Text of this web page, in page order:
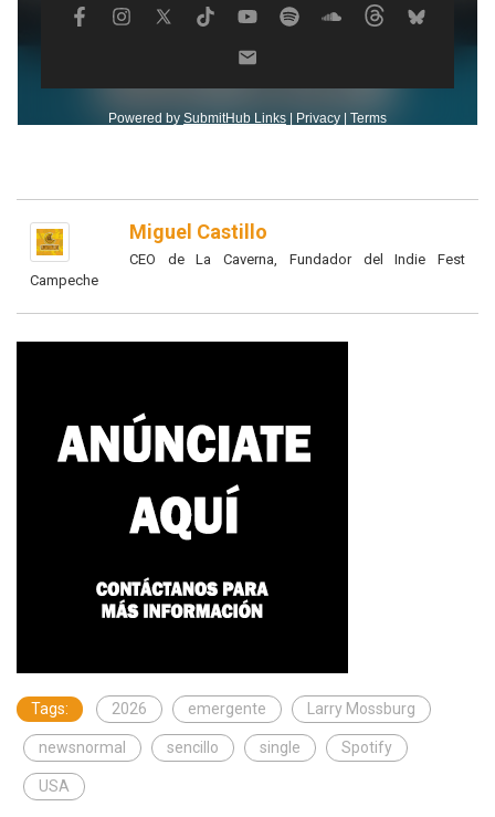
Miguel Castillo
CEO de La Caverna, Fundador del Indie Fest
Campeche
Tags: 2026 emergente Larry Mossburg
newsnormal sencillo single Spotify
USA